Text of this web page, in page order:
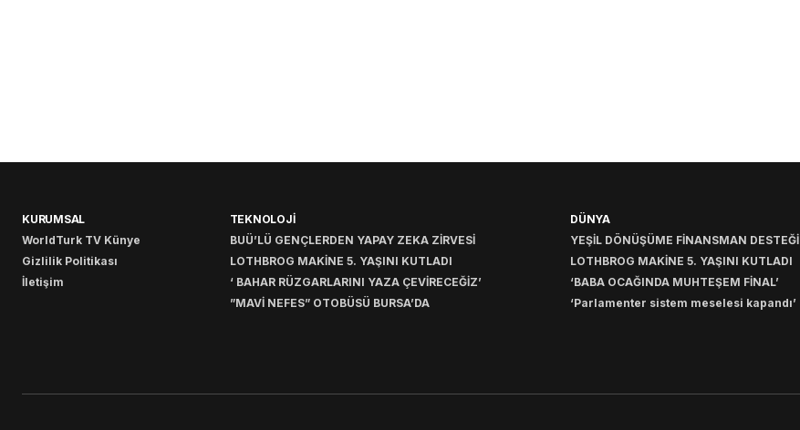
KURUMSAL
WorldTurk TV Künye
Gizlilik Politikası
İletişim
TEKNOLOJİ
BUÜ’LÜ GENÇLERDEN YAPAY ZEKA ZİRVESİ
LOTHBROG MAKİNE 5. YAŞINI KUTLADI
‘ BAHAR RÜZGARLARINI YAZA ÇEVİRECEĞİZ’
”MAVİ NEFES” OTOBÜSÜ BURSA’DA
DÜNYA
YEŞİL DÖNÜŞÜME FİNANSMAN DESTEĞİ
LOTHBROG MAKİNE 5. YAŞINI KUTLADI
‘BABA OCAĞINDA MUHTEŞEM FİNAL’
‘Parlamenter sistem meselesi kapandı’